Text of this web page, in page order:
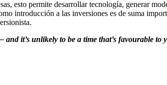
esto permite desarrollar tecnología, generar
introducción a las inversiones es de suma
and it’s unlikely to be a time that’s favourable